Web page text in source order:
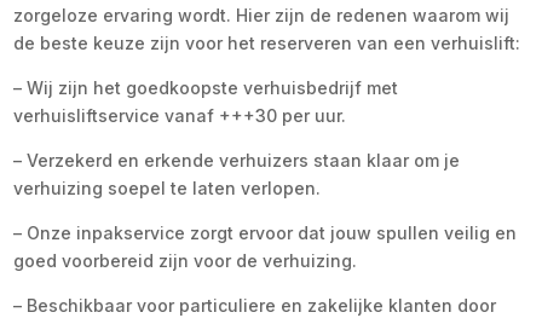
zorgeloze ervaring wordt. Hier zijn de redenen waarom wij
de beste keuze zijn voor het reserveren van een verhuislift:
– Wij zijn het goedkoopste verhuisbedrijf met
verhuisliftservice vanaf +++30 per uur.
– Verzekerd en erkende verhuizers staan klaar om je
verhuizing soepel te laten verlopen.
– Onze inpakservice zorgt ervoor dat jouw spullen veilig en
goed voorbereid zijn voor de verhuizing.
– Beschikbaar voor particuliere en zakelijke klanten door